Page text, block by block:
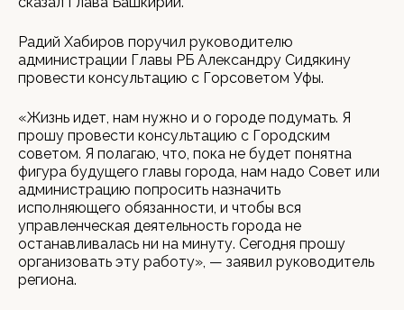
Радий Хабиров поручил руководителю
администрации Главы РБ Александру Сидякину
провести консультацию с Горсоветом Уфы.
«Жизнь идет, нам нужно и о городе подумать. Я
прошу провести консультацию с Городским
советом. Я полагаю, что, пока не будет понятна
фигура будущего главы города, нам надо Совет или
администрацию попросить назначить
исполняющего обязанности, и чтобы вся
управленческая деятельность города не
останавливалась ни на минуту. Сегодня прошу
организовать эту работу», — заявил руководитель
региона.